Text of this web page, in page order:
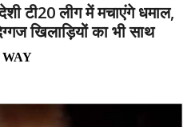
टी20 लीग में मचाएंगे धमाल,
खिलाड़ियों का भी साथ
WAY